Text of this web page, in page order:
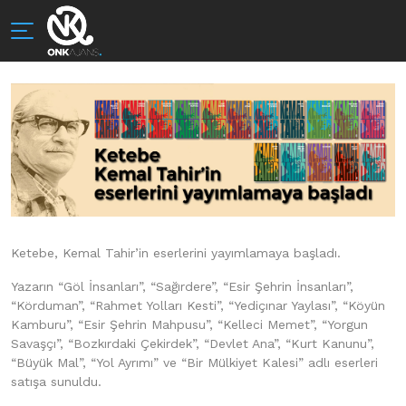
Ketebe, Kemal Tahir’in eserlerini yayımlamaya başladı.
Yazarın “Göl İnsanları”, “Sağırdere”, “Esir Şehrin İnsanları”,
“Körduman”, “Rahmet Yolları Kesti”, “Yediçınar Yaylası”, “Köyün
Kamburu”, “Esir Şehrin Mahpusu”, “Kelleci Memet”, “Yorgun
Savaşçı”, “Bozkırdaki Çekirdek”, “Devlet Ana”, “Kurt Kanunu”,
“Büyük Mal”, “Yol Ayrımı” ve “Bir Mülkiyet Kalesi” adlı eserleri
satışa sunuldu.